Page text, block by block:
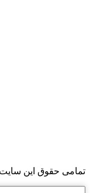
تمامی حقوق این سایت